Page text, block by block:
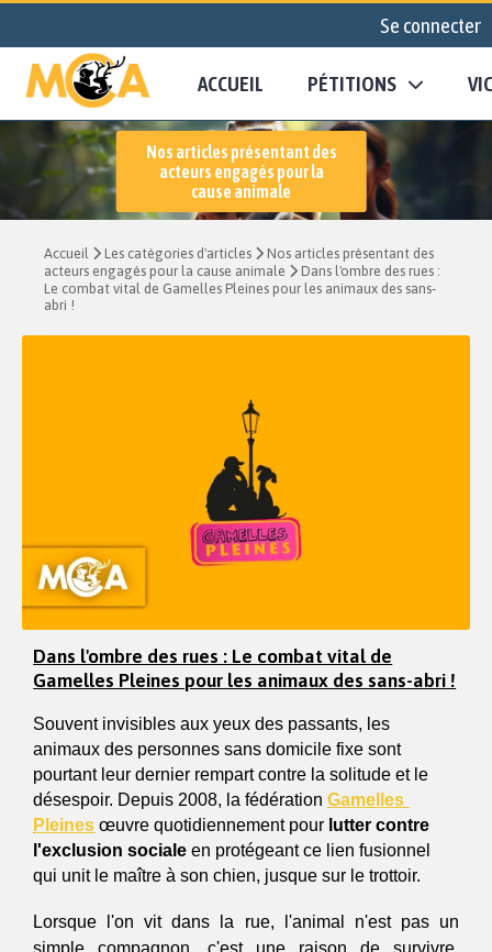
Se connecter
ACCUEIL PÉTITIONS
Nos articles présentant des
acteurs engagés pour la
cause animale
Accueil Les catégories d'articles
Nos articles présentant des
acteurs engagés pour la cause animale
Dans l'ombre des rues :
Le combat vital de Gamelles Pleines pour les animaux des sans-
abri !
Dans l'ombre des rues : Le combat vital de
Gamelles Pleines pour les animaux des sans-abri !
Souvent invisibles aux yeux des passants, les
animaux des personnes sans domicile fixe sont
pourtant leur dernier rempart contre la solitude et le
désespoir. Depuis 2008, la fédération Gamelles
Pleines œuvre quotidiennement pour lutter contre
l'exclusion sociale en protégeant ce lien fusionnel
qui unit le maître à son chien, jusque sur le trottoir.
Lorsque l'on vit dans la rue, l'animal n'est pas un
simple compagnon, c'est une raison de survivre.